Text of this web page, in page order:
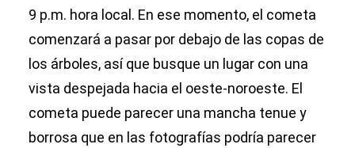
9 p.m. hora local. En ese momento, el cometa
comenzará a pasar por debajo de las copas de
los árboles, así que busque un lugar con una
vista despejada hacia el oeste-noroeste. El
cometa puede parecer una mancha tenue y
borrosa que en las fotografías podría parecer